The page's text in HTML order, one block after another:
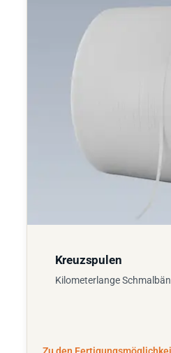
Kreuzspulen
Kilometerlange